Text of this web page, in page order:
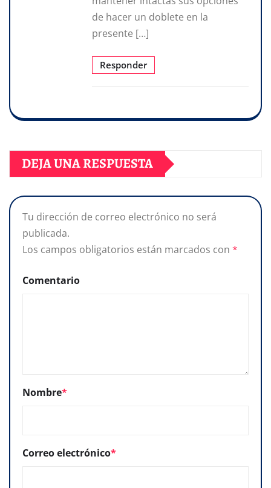
de hacer un doblete en la
presente […]
Responder
DEJA UNA RESPUESTA
Tu dirección de correo electrónico no será
publicada.
Los campos obligatorios están marcados con *
Comentario
Nombre*
Correo electrónico*